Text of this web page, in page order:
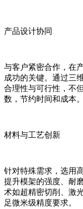
产品设计协同
与客户紧密合作，在
成功的关键。通过三
合理性与可行性，不
数，节约时间和成本。
材料与工艺创新
针对特殊需求，选用
提升模架的强度、耐
术如超精密切削、激
足微米级精度要求。